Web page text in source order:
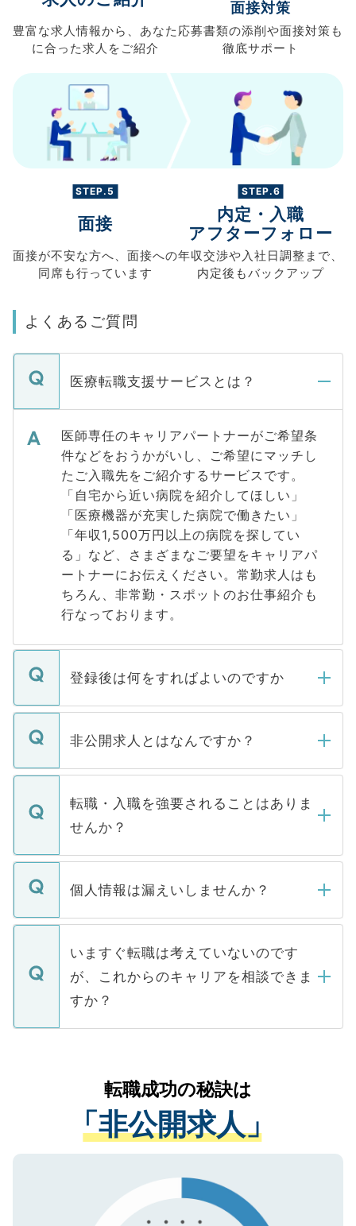
豊富な求人情報から、 あなた
に合った求人を ご紹介
面接対策
応募書類の添削や面接対策も
徹底サポート
STEP.5
面接
面接が不安な方へ、 面接への
同席も行っています
STEP.6
内定・入職
アフターフォロー
年収交渉や入社日調整まで、
内定後もバックアップ
よくあるご質問
医療転職支援サービスとは？
医師専任のキャリアパートナーがご希望条
件などをおうかがいし、ご希望にマッチし
たご入職先をご紹介するサービスです。
「自宅から近い病院を紹介してほしい」
「医療機器が充実した病院で働きたい」
「年収1,500万円以上の病院を探してい
る」など、さまざまなご要望をキャリアパ
ートナーにお伝えください。常勤求人はも
ちろん、非常勤・スポットのお仕事紹介も
行なっております。
登録後は何をすればよいのですか
ご登録いただきましたら、弊社担当者がご
登録内容を確認し、その後メールもしくは
ます。通常、5営業日以内にはご連絡をせて
いただきますので、しばらくお待ちくださ
い。
非公開求人とはなんですか？
マイナビDOCTORで取り扱っている求人の
うち約3割は、Webサイトからご覧いただ
けない「非公開求人」です。非公開求人は
下記の理由によって、一般には公開してい
ません。
■応募殺到を避けるため 人気のある医療機
関を公にしてしまうと、応募が殺到する場
に、医療機関が求める条件に合った人材の
みを人材紹介会社に依頼するケースが増え
ています。
転職・入職を強要されることはありま
せんか？
転職・入職を強要することは一切ありませ
ん。また、仮に応募先から内定をいただい
定を承諾する必要はありません。内定先へ
の辞退の連絡はキャリアパートナーが行い
ますので、ご安心ください。
個人情報は漏えいしませんか？
個人情報が漏えいすることはありませんの
で、ご安心ください。当サイトからの登録
などで収集したご登録者様の個人情報は、
ご本人のキャリアアップおよび転職活動の
支援を目的に使用いたします。お預かりし
ているすべての個人データはご本人の許可
は、個人情報の取り扱いについての厳密な
管理基準を満たした事業者のみに付与され
る、プライバシーマークを取得済みです。
ご登録いただいた個人情報は、SSL（デー
で、機密保持に関してもご安心ください。
いますぐ転職は考えていないのです
が、これからのキャリアを相談できま
すか？
かがいして、現在の医療機関の状況や紹介
経験をまじえながら、適切なアドバイスを
させていただきます。すぐにご転職をされ
ない方には、長期的なサポートが可能です
ので、まずはご登録ください。
転職成功の秘訣は
「非公開求人」